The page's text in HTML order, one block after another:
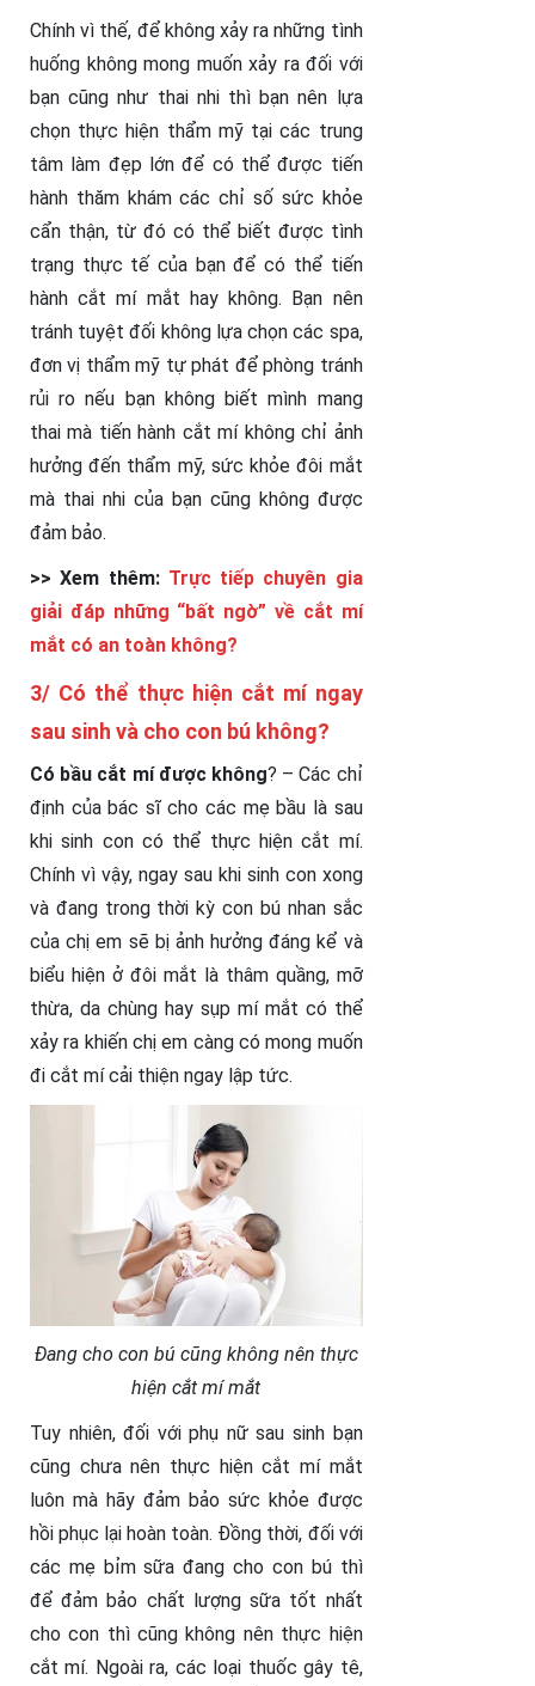
Chính vì thế, để không xảy ra những tình
huống không mong muốn xảy ra đối với
bạn cũng như thai nhi thì bạn nên lựa
chọn thực hiện thẩm mỹ tại các trung
tâm làm đẹp lớn để có thể được tiến
hành thăm khám các chỉ số sức khỏe
cẩn thận, từ đó có thể biết được tình
trạng thực tế của bạn để có thể tiến
hành cắt mí mắt hay không. Bạn nên
tránh tuyệt đối không lựa chọn các spa,
đơn vị thẩm mỹ tự phát để phòng tránh
rủi ro nếu bạn không biết mình mang
thai mà tiến hành cắt mí không chỉ ảnh
hưởng đến thẩm mỹ, sức khỏe đôi mắt
mà thai nhi của bạn cũng không được
đảm bảo.
>> Xem thêm: Trực tiếp chuyên gia
giải đáp những “bất ngờ” về cắt mí
mắt có an toàn không?
3/ Có thể thực hiện cắt mí ngay
sau sinh và cho con bú không?
Có bầu cắt mí được không? – Các chỉ
định của bác sĩ cho các mẹ bầu là sau
khi sinh con có thể thực hiện cắt mí.
Chính vì vậy, ngay sau khi sinh con xong
và đang trong thời kỳ con bú nhan sắc
của chị em sẽ bị ảnh hưởng đáng kể và
biểu hiện ở đôi mắt là thâm quầng, mỡ
thừa, da chùng hay sụp mí mắt có thể
xảy ra khiến chị em càng có mong muốn
đi cắt mí cải thiện ngay lập tức.
Đang cho con bú cũng không nên thực
hiện cắt mí mắt
Tuy nhiên, đối với phụ nữ sau sinh bạn
cũng chưa nên thực hiện cắt mí mắt
luôn mà hãy đảm bảo sức khỏe được
hồi phục lại hoàn toàn. Đồng thời, đối với
các mẹ bỉm sữa đang cho con bú thì
để đảm bảo chất lượng sữa tốt nhất
cho con thì cũng không nên thực hiện
cắt mí. Ngoài ra, các loại thuốc gây tê,